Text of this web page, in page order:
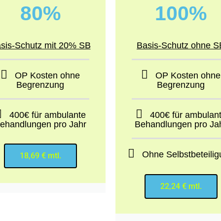
80%
Schutz mit 20% SB
OP Kosten ohne
Begrenzung
400€ für ambulante
pro Jahr
18,69 € mtl.
100%
Basis-Schutz ohne
OP Kosten ohne
Begrenzung
400€ für
Behandlungen pro
Ohne
22,24 € mtl.